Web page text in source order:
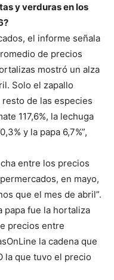
y verduras en los
el informe señala
de precios
mostró un alza
Solo el zapallo
resto de las especies
117,6%, la lechuga
y la papa 6,7%”,
entre los precios
en mayo,
que el mes de abril”.
papa fue la hortaliza
precios entre
la cadena que
la que tuvo el precio